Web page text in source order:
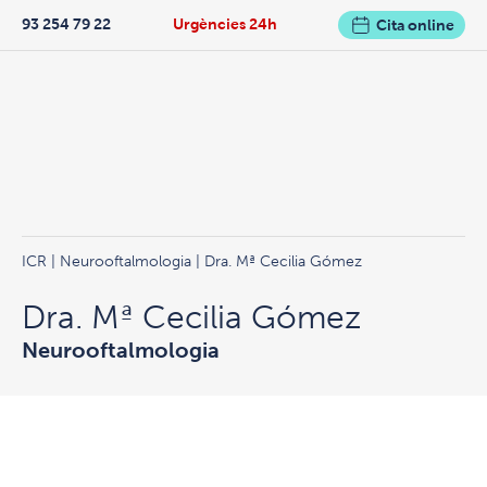
Urgències 24h
93 254 79 22 Cita online
ICR Neurooftalmologia | Dra. Mª Cecilia Gómez
Dra. Mª Cecilia Gómez
Neurooftalmologia